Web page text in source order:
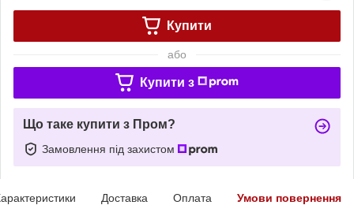
Купити
або
Купити з
Що таке купити з Пром?
Замовлення під захистом
Доставка Оплата Умови повернення